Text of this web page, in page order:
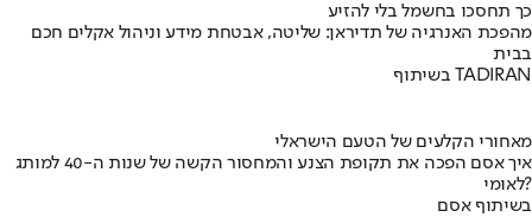
כך תחסכו בחשמל בלי להזיע
מהפכת האנרגיה של תדיראן: שליטה, אבטחת מידע וניהול אקלים חכם
בבית
בשיתוף TADIRAN
מאחורי הקלעים של הטעם הישראלי
איך אסם הפכה את תקופת הצנע והמחסור הקשה של שנות ה-40 למותג
לאומי?
בשיתוף אסם